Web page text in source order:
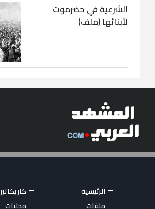
الشرعية في حضرموت
لأبنائها (ملف)
الرئيسية
كاريكاتير
ملفات
محليات